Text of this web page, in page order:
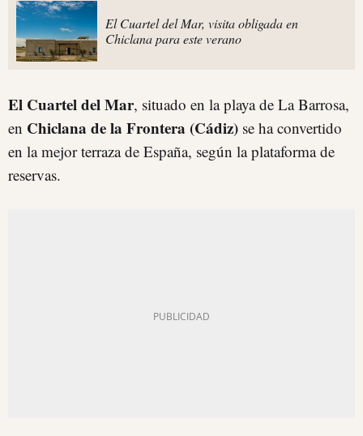
El Cuartel del Mar, visita obligada en
Chiclana para este verano
El Cuartel del Mar, situado en la playa de La Barrosa,
en Chiclana de la Frontera (Cádiz) se ha convertido
en la mejor terraza de España, según la plataforma de
reservas.